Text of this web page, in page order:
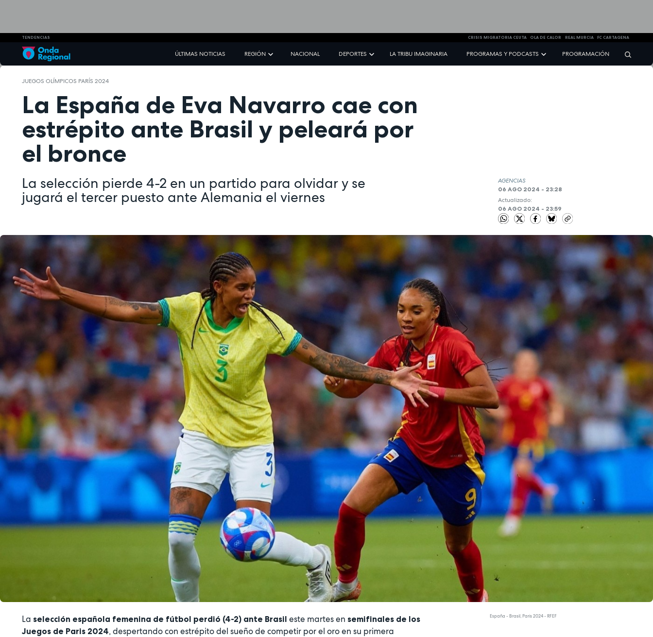
TENDENCIAS CRISIS MIGRATORIA CEUTA OLA DE CALOR REAL MURCIA FC CARTAGENA
ÚLTIMAS NOTICIAS REGIÓN NACIONAL DEPORTES LA TRIBU IMAGINARIA PROGRAMAS Y PODCASTS PROGRAMACIÓN
JUEGOS OLÍMPICOS PARÍS 2024
La España de Eva Navarro cae con
estrépito ante Brasil y peleará por
el bronce
La selección pierde 4-2 en un partido para olvidar y se
jugará el tercer puesto ante Alemania el viernes
AGENCIAS
06 AGO 2024 - 23:28
Actualizado:
06 AGO 2024 - 23:59
España - Brasil, Paris 2024 - RFEF
La selección española femenina de fútbol perdió (4-2) ante Brasil este martes en semifinales de los
Juegos de Paris 2024, despertando con estrépito del sueño de competir por el oro en su primera